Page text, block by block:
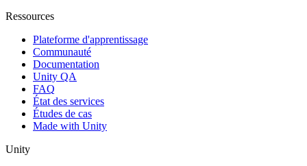
Ressources
Plateforme d'apprentissage
Communauté
Documentation
Unity QA
FAQ
État des services
Études de cas
Made with Unity
Unity